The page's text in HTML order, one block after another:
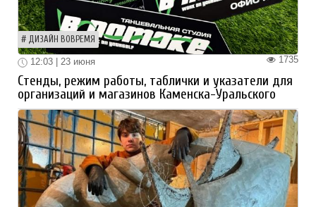
ДИЗАЙН ВОВРЕМЯ
1735
12:03 | 23 июня
Стенды, режим работы, таблички и указатели для
организаций и магазинов Каменска-Уральского